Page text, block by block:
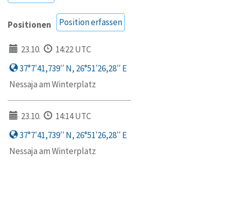
Positionen Position erfassen
23.10.
14:22 UTC
37°7′41,739′′ N, 26°51′26,28′′ E
Nessaja am Winterplatz
23.10.
14:14 UTC
37°7′41,739′′ N, 26°51′26,28′′ E
Nessaja am Winterplatz